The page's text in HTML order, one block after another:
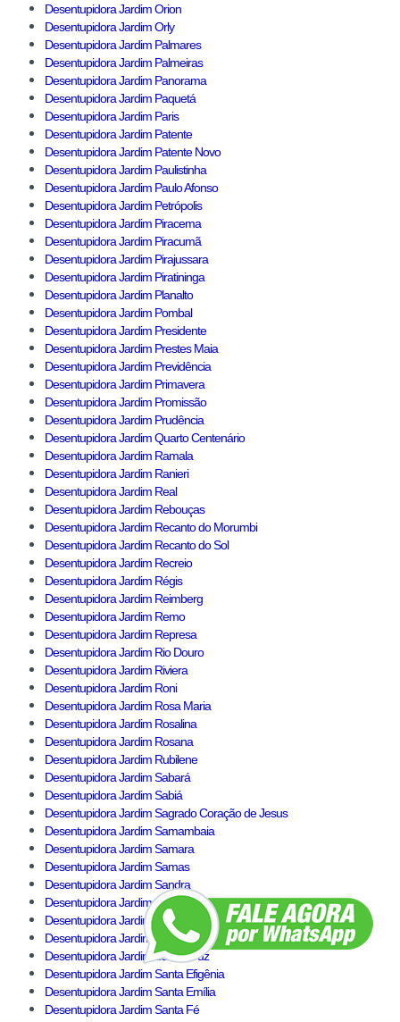
Desentupidora Jardim Orion
Desentupidora Jardim Orly
Desentupidora Jardim Palmares
Desentupidora Jardim Palmeiras
Desentupidora Jardim Panorama
Desentupidora Jardim Paquetá
Desentupidora Jardim Paris
Desentupidora Jardim Patente
Desentupidora Jardim Patente Novo
Desentupidora Jardim Paulistinha
Desentupidora Jardim Paulo Afonso
Desentupidora Jardim Petrópolis
Desentupidora Jardim Piracema
Desentupidora Jardim Piracumã
Desentupidora Jardim Pirajussara
Desentupidora Jardim Piratininga
Desentupidora Jardim Planalto
Desentupidora Jardim Pombal
Desentupidora Jardim Presidente
Desentupidora Jardim Prestes Maia
Desentupidora Jardim Previdência
Desentupidora Jardim Primavera
Desentupidora Jardim Promissão
Desentupidora Jardim Prudência
Desentupidora Jardim Quarto Centenário
Desentupidora Jardim Ramala
Desentupidora Jardim Ranieri
Desentupidora Jardim Real
Desentupidora Jardim Rebouças
Desentupidora Jardim Recanto do Morumbi
Desentupidora Jardim Recanto do Sol
Desentupidora Jardim Recreio
Desentupidora Jardim Régis
Desentupidora Jardim Reimberg
Desentupidora Jardim Remo
Desentupidora Jardim Represa
Desentupidora Jardim Rio Douro
Desentupidora Jardim Riviera
Desentupidora Jardim Roni
Desentupidora Jardim Rosa Maria
Desentupidora Jardim Rosalina
Desentupidora Jardim Rosana
Desentupidora Jardim Rubilene
Desentupidora Jardim Sabará
Desentupidora Jardim Sabiá
Desentupidora Jardim Sagrado Coração de Jesus
Desentupidora Jardim Samambaia
Desentupidora Jardim Samara
Desentupidora Jardim Samas
Desentupidora Jardim Sandra
Desentupidora Jardim Santa Barbara
Desentupidora Jardim Santa Branca
Desentupidora Jardim Santa Cecília
Desentupidora Jardim Santa Cruz
Desentupidora Jardim Santa Efigênia
Desentupidora Jardim Santa Emília
Desentupidora Jardim Santa Fé